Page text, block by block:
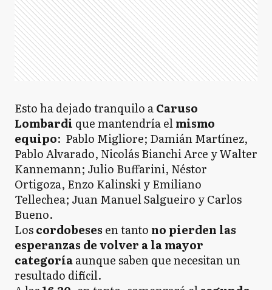
Esto ha dejado tranquilo aCaruso
Lombardi que mantendría elmismo
equipo: Pablo Migliore; Damián Martínez,
Pablo Alvarado, Nicolás Bianchi Arce y Walter
Kannemann; Julio Buffarini, Néstor
Ortigoza, Enzo Kalinski y Emiliano
Tellechea; Juan Manuel Salgueiro y Carlos
Bueno.
Loscordobeses en tanto no pierden las
esperanzas de volver a la mayor
categoríaaunque saben que necesitan un
resultado difícil.